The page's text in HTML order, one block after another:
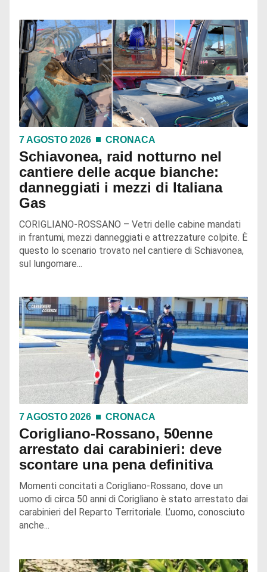
7 AGOSTO 2026 CRONACA
Schiavonea, raid notturno nel
cantiere delle acque bianche:
danneggiati i mezzi di Italiana
Gas
CORIGLIANO-ROSSANO – Vetri delle cabine mandati
in frantumi, mezzi danneggiati e attrezzature colpite. È
questo lo scenario trovato nel cantiere di Schiavonea,
sul lungomare...
7 AGOSTO 2026 CRONACA
Corigliano-Rossano, 50enne
arrestato dai carabinieri: deve
scontare una pena definitiva
Momenti concitati a Corigliano-Rossano, dove un
uomo di circa 50 anni di Corigliano è stato arrestato dai
carabinieri del Reparto Territoriale. L’uomo, conosciuto
anche...